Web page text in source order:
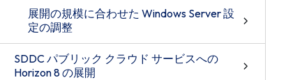
展開の規模に合わせた Windows Server 設
定の調整
SDDC パブリック クラウド サービスへの
Horizon 8 の展開